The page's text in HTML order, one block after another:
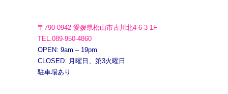
〒790-0942 愛媛県松山市古川北4-6-3 1F
TEL.089-950-4860
OPEN: 9am – 19pm
CLOSED: 月曜日、第3火曜日
駐車場あり